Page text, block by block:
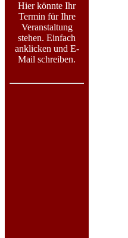
Hier könnte Ihr
Termin für Ihre
Veranstaltung
stehen. Einfach
anklicken und E-
Mail schreiben.